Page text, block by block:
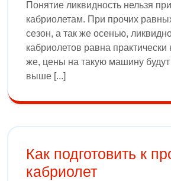
Понятие ликвидность нельзя применить к
кабриолетам. При прочих
сезон, а так же осенью,
кабриолетов равна
же, цены на такую машину
выше [...]
Как подготовить к
кабриолет